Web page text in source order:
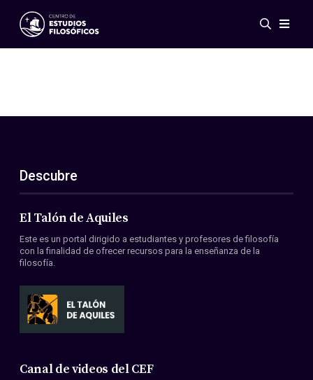
Eventos
ES
EN
Acerca de nosotros
Miembros
Convenios
Descubre
El Talón de Aquiles
Este es un portal dirigido a estudiantes y profesores de filosofía
con la finalidad de ofrecer recursos para la enseñanza de la
filosofía.
Canal de videos del CEF